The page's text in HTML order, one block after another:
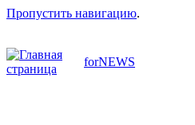
Пропустить навигацию.
forNEWS